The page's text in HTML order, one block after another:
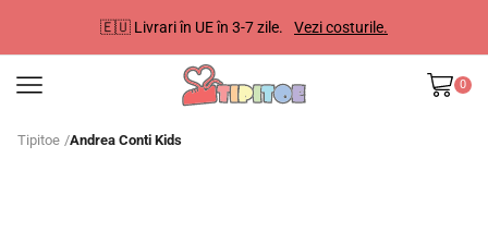
🇪🇺 Livrari în UE în 3-7 zile. Vezi costurile.
0
Tipitoe /Andrea Conti Kids